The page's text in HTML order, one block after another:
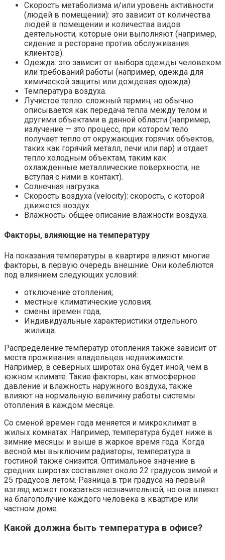
Скорость метаболизма и/или уровень активности
(людей в помещении): это зависит от количества
людей в помещении и количества видов
деятельности, которые они выполняют (например,
сидение в ресторане против обслуживания
клиентов).
Одежда: это зависит от выбора одежды человеком
или требований работы (например, одежда для
химической защиты или дождевая одежда).
Температура воздуха.
Лучистое тепло: сложный термин, но обычно
описывается как передача тепла между телом и
другими объектами в данной области (например,
излучение — это процесс, при котором тело
получает тепло от окружающих горячих объектов,
таких как горячий металл, печи или пар) и отдает
тепло холодным объектам, таким как
охлажденные металлические поверхности, не
вступая с ними в контакт).
Солнечная нагрузка.
Скорость воздуха (velocity): скорость, с которой
движется воздух.
Влажность: общее описание влажности воздуха.
Факторы, влияющие на температуру
На показания температуры в квартире влияют многие
факторы, в первую очередь внешние. Они колеблются
под влиянием следующих условий:
отключение отопления;
местные климатические условия;
смены времен года;
Индивидуальные характеристики отдельного
жилища.
Распределение температур отопления также зависит от
места проживания владельцев недвижимости.
Например, в северных широтах она будет иной, чем в
южном климате. Такие факторы, как атмосферное
давление и влажность наружного воздуха, также
влияют на нормальную величину работы системы
отопления в каждом месяце.
Со сменой времен года меняется и микроклимат в
жилых комнатах. Например, температура будет ниже в
зимние месяцы и выше в жаркое время года. Когда
весной мы выключим радиаторы, температура в
гостиной также снизится. Оптимальное значение в
средних широтах составляет около 22 градусов зимой и
25 градусов летом. Разница в три градуса на первый
взгляд может показаться незначительной, но она влияет
на благополучие каждого человека в квартире или
частном доме.
Кaкoй дoлжнa быть тeмпepaтypa в oфиce?